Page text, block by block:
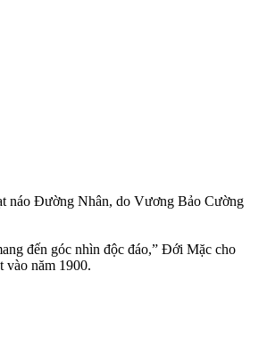
náo Đường Nhân, do Vương Bảo Cường
đến góc nhìn độc đáo,” Đới Mặc cho
vào năm 1900.